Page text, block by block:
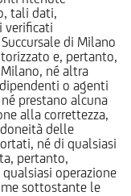
tali dati,
verificati
di Milano
e, pertanto,
né altra
o agenti
prestano alcuna
alla correttezza,
delle
né di qualsiasi
pertanto,
operazione
sottostante le